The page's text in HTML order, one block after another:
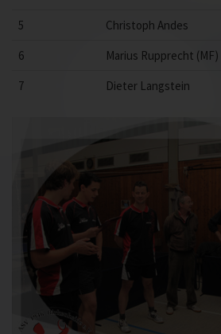
5
Christoph Andes
6
Marius Rupprecht (MF)
7
Dieter Langstein